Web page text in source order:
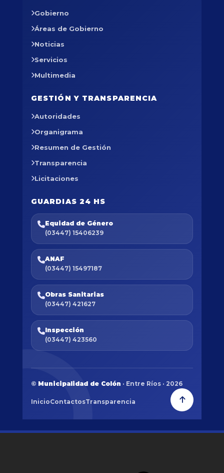
Gobierno
Áreas de Gobierno
Noticias
Servicios
Multimedia
GESTIÓN Y TRANSPARENCIA
Autoridades
Organigrama
Resumen de Gestión
Transparencia
Licitaciones
GUARDIAS 24 HS
Equidad de Género
(03447) 15406239
ANAF
(03447) 15497187
Obras Sanitarias
(03447) 421627
Inspección
(03447) 423560
© Municipalidad de Colón · Entre Ríos · 2026
InicioContactosTransparencia